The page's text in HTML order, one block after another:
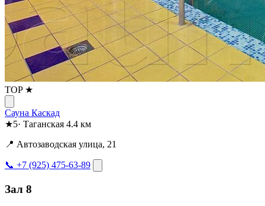
TOP ★
Сауна Каскад
★5· Таганская 4.4 км
📍 Автозаводская улица, 21
📞 +7 (925) 475-63-89
Зал 8